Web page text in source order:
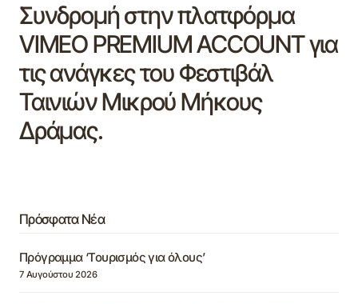
Συνδρομή στην πλατφόρμα
VIMEO PREMIUM ACCOUNT για
τις ανάγκες του Φεστιβάλ
Ταινιών Μικρού Μήκους
Δράμας.
Πρόσφατα Νέα
Πρόγραμμα ‘Τουρισμός για όλους’
7 Αυγούστου 2026